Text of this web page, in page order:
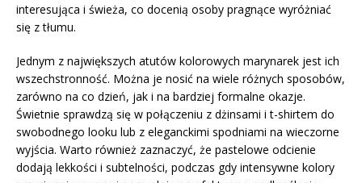
interesująca i świeża, co docenią osoby pragnące wyróżniać
się z tłumu.
Jednym z największych atutów kolorowych marynarek jest ich
wszechstronność. Można je nosić na wiele różnych sposobów,
zarówno na co dzień, jak i na bardziej formalne okazje.
Świetnie sprawdzą się w połączeniu z dżinsami i t-shirtem do
swobodnego looku lub z eleganckimi spodniami na wieczorne
wyjścia. Warto również zaznaczyć, że pastelowe odcienie
dodają lekkości i subtelności, podczas gdy intensywne kolory